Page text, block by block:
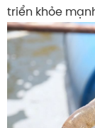
triển khỏe